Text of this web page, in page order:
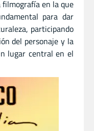
en la que
para dar
participando
del personaje y la
lugar central en el